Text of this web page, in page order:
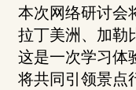
本次网络研讨会
拉丁美洲、加勒
这是一次学习体
将共同引领景点